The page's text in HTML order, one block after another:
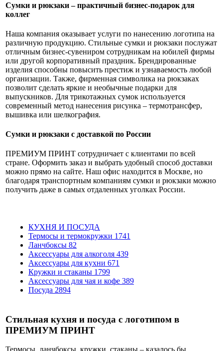
Сумки и рюкзаки – практичный бизнес-подарок для
коллег
Наша компания оказывает услуги по нанесению логотипа на
различную продукцию. Стильные сумки и рюкзаки послужат
отличным бизнес-сувениром сотрудникам на юбилей фирмы
или другой корпоративный праздник. Брендированные
изделия способны повысить престиж и узнаваемость любой
организации. Также, фирменная символика на рюкзаках
позволит сделать яркие и необычные подарки для
выпускников. Для трикотажных сумок используется
современный метод нанесения рисунка – термотрансфер,
вышивка или шелкография.
Сумки и рюкзаки с доставкой по России
ПРЕМИУМ ПРИНТ сотрудничает с клиентами по всей
стране. Оформить заказ и выбрать удобный способ доставки
можно прямо на сайте. Наш офис находится в Москве, но
благодаря транспортным компаниям сумки и рюкзаки можно
получить даже в самых отдаленных уголках России.
КУХНЯ И ПОСУДА
Термосы и термокружки 1741
Ланчбоксы 82
Аксессуары для алкоголя 439
Аксессуары для кухни 671
Кружки и стаканы 1799
Аксессуары для чая и кофе 389
Посуда 2894
Стильная кухня и посуда с логотипом в
ПРЕМИУМ ПРИНТ